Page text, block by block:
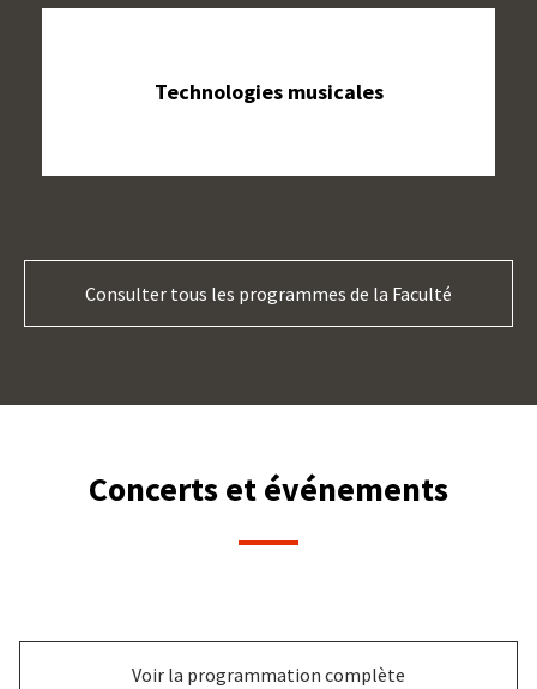
Technologies musicales
Consulter tous les programmes de la Faculté
Concerts et événements
Voir la programmation complète